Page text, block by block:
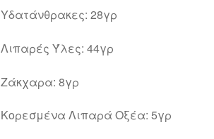
Υδατάνθρακες: 28γρ
Λιπαρές Ύλες: 44γρ
Ζάκχαρα: 8γρ
Κορεσμένα Λιπαρά Οξέα: 5γρ